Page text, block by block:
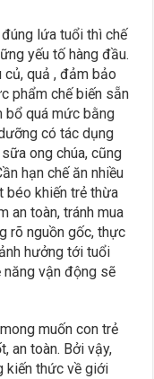
lứa tuổi thì chế
yếu tố hàng đầu.
củ, quả , đảm bảo
phẩm chế biến sẵn
bổ quá mức bằng
có tác dụng
ong chúa, cũng
hạn chế ăn nhiều
béo khiến trẻ thừa
an toàn, tránh mua
rõ nguồn gốc, thực
hưởng tới tuổi
năng vận động sẽ
muốn con trẻ
an toàn. Bởi vậy,
kiến thức về giới